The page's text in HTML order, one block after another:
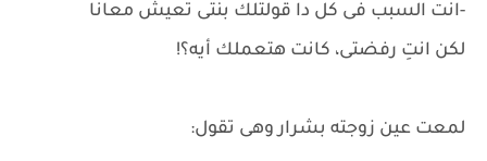
-انت السبب فى كل دا قولتلك بنتى تعيش معانا
لكن انتِ رفضتى، كانت هتعملك أيه؟!
لمعت عين زوجته بشرار وهى تقول: